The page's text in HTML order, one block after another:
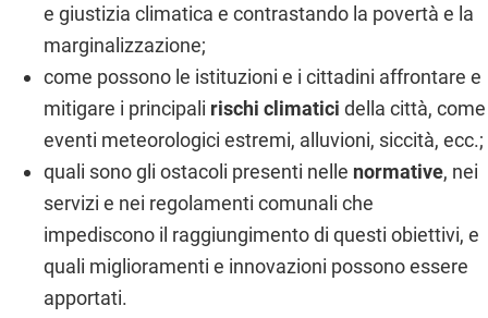
e giustizia climatica e contrastando la povertà e la
marginalizzazione;
come possono le istituzioni e i cittadini affrontare e
mitigare i principali rischi climatici della città, come
eventi meteorologici estremi, alluvioni, siccità, ecc.;
quali sono gli ostacoli presenti nelle normative, nei
servizi e nei regolamenti comunali che
impediscono il raggiungimento di questi obiettivi, e
quali miglioramenti e innovazioni possono essere
apportati.